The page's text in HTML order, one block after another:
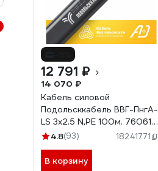
12 791 ₽
14 070 ₽
Кабель силовой
Подольсккабель ВВГ-ПнгА-
LS 3х2.5 N,PE 100м. 76061-
1004.8(93) 18241771
В корзину